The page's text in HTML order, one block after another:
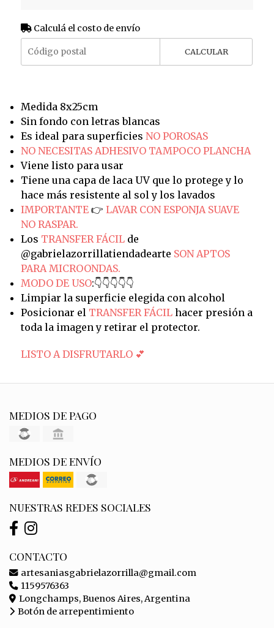
Calculá el costo de envío
CALCULAR
Medida 8x25cm
Sin fondo con letras blancas
Es ideal para superficies NO POROSAS
NO NECESITAS ADHESIVO TAMPOCO PLANCHA
Viene listo para usar
Tiene una capa de laca UV que lo protege y lo
hace más resistente al sol y los lavados
IMPORTANTE 👉 LAVAR CON ESPONJA SUAVE
NO RASPAR.
Los TRANSFER FÁCILde
@gabrielazorrillatiendadearte SON APTOS
PARA MICROONDAS.
MODO DE USO:👇👇👇👇👇
Limpiar la superficie elegida con alcohol
Posicionar el TRANSFER FÁCILhacer presión a
toda la imagen y retirar el protector.
LISTO A DISFRUTARLO 💕
MEDIOS DE PAGO
MEDIOS DE ENVÍO
NUESTRAS REDES SOCIALES
CONTACTO
artesaniasgabrielazorrilla@gmail.com
1159576363
Longchamps, Buenos Aires, Argentina
Botón de arrepentimiento